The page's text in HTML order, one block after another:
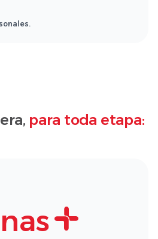
para toda etapa: